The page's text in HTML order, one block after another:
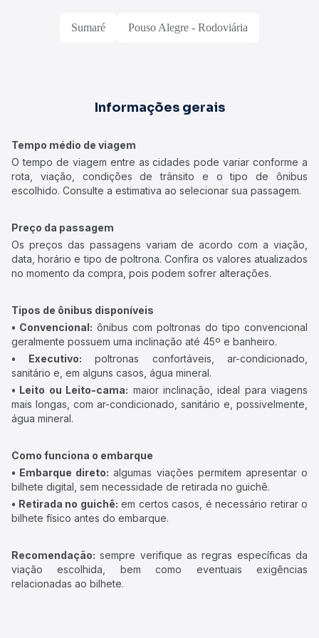
Sumaré Pouso Alegre - Rodoviária
Informações gerais
Tempo médio de viagem
O tempo de viagem entre as cidades pode variar conforme a
rota, viação, condições de trânsito e o tipo de ônibus
escolhido. Consulte a estimativa ao selecionar sua passagem.
Preço da passagem
Os preços das passagens variam de acordo com a viação,
data, horário e tipo de poltrona. Confira os valores atualizados
no momento da compra, pois podem sofrer alterações.
Tipos de ônibus disponíveis
• Convencional: ônibus com poltronas do tipo convencional
geralmente possuem uma inclinação até 45º e banheiro.
• Executivo: poltronas confortáveis, ar-condicionado,
sanitário e, em alguns casos, água mineral.
• Leito ou Leito-cama: maior inclinação, ideal para viagens
mais longas, com ar-condicionado, sanitário e, possivelmente,
água mineral.
Como funciona o embarque
• Embarque direto: algumas viações permitem apresentar o
bilhete digital, sem necessidade de retirada no guichê.
• Retirada no guichê: em certos casos, é necessário retirar o
bilhete físico antes do embarque.
Recomendação: sempre verifique as regras específicas da
viação escolhida, bem como eventuais exigências
relacionadas ao bilhete.